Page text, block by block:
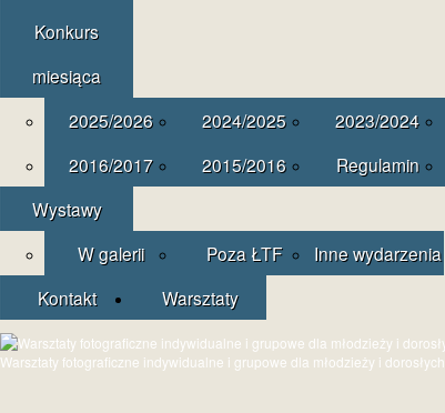
Konkurs
miesiąca
2025/2026
2024/2025 2023/2024
2016/2017
2015/2016 Regulamin
Wystawy
W galerii
Poza ŁTF
Inne wydarzenia
Kontakt
Warsztaty
Warsztaty fotograficzne indywidualne i grupowe dla młodzieży i dorosłych